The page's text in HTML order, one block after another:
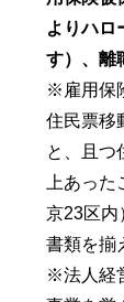
よりハロ
す）、離
※雇用保
住民票移
と、且つ
上あっ
京23区内
書類を揃
※法人経